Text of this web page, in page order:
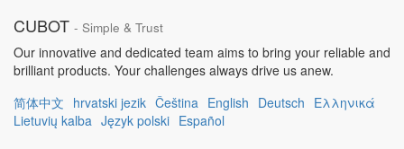
CUBOT - Simple & Trust
Our innovative and dedicated team aims to bring your reliable and
brilliant products. Your challenges always drive us anew.
简体中文 hrvatski jezik Čeština English Deutsch Ελληνικά
Lietuvių kalba Język polski Español